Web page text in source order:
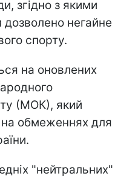
згідно з якими
дозволено негайне
спорту.
на оновлених
(МОК), який
на обмеженнях для
"нейтральних"